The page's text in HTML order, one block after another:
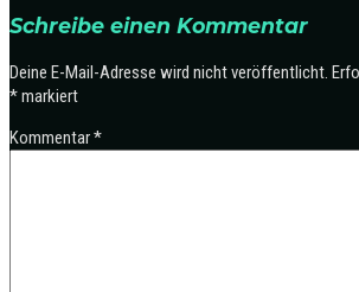
Schreibe einen Kommentar
Deine E-Mail-Adresse wird nicht veröffentlicht.
*markiert
Kommentar*